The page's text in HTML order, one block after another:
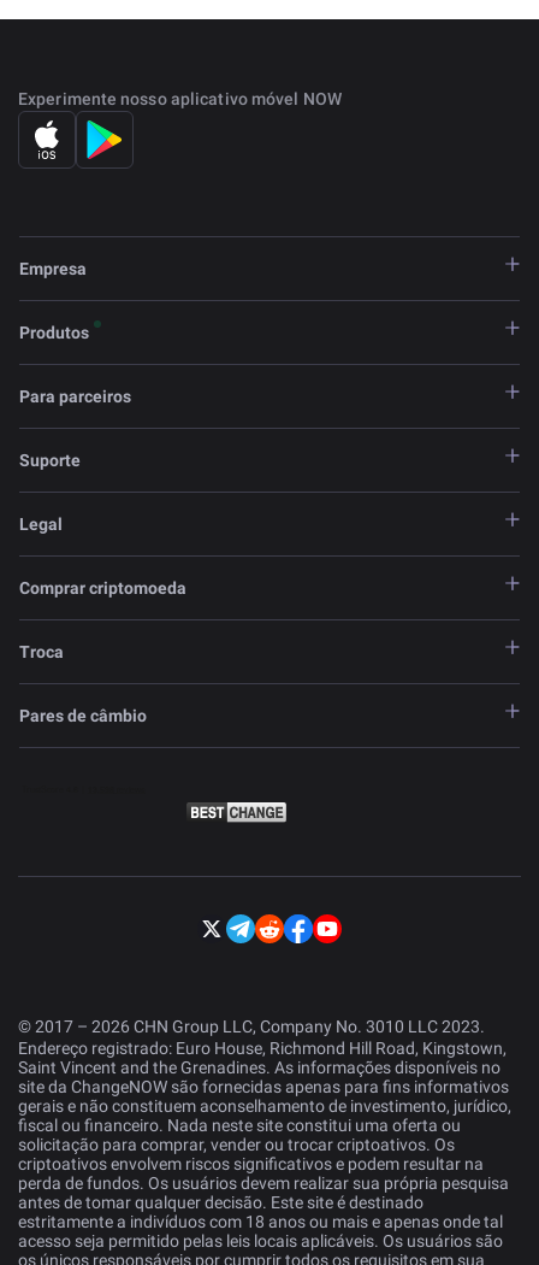
Experimente nosso aplicativo móvel NOW
Empresa
Produtos
Para parceiros
Suporte
Legal
Comprar criptomoeda
Troca
Pares de câmbio
© 2017 – 2026 CHN Group LLC, Company No. 3010 LLC 2023.
Endereço registrado: Euro House, Richmond Hill Road, Kingstown,
Saint Vincent and the Grenadines. As informações disponíveis no
site da ChangeNOW são fornecidas apenas para fins informativos
gerais e não constituem aconselhamento de investimento, jurídico,
fiscal ou financeiro. Nada neste site constitui uma oferta ou
solicitação para comprar, vender ou trocar criptoativos. Os
criptoativos envolvem riscos significativos e podem resultar na
perda de fundos. Os usuários devem realizar sua própria pesquisa
antes de tomar qualquer decisão. Este site é destinado
estritamente a indivíduos com 18 anos ou mais e apenas onde tal
acesso seja permitido pelas leis locais aplicáveis. Os usuários são
os únicos responsáveis por cumprir todos os requisitos em sua